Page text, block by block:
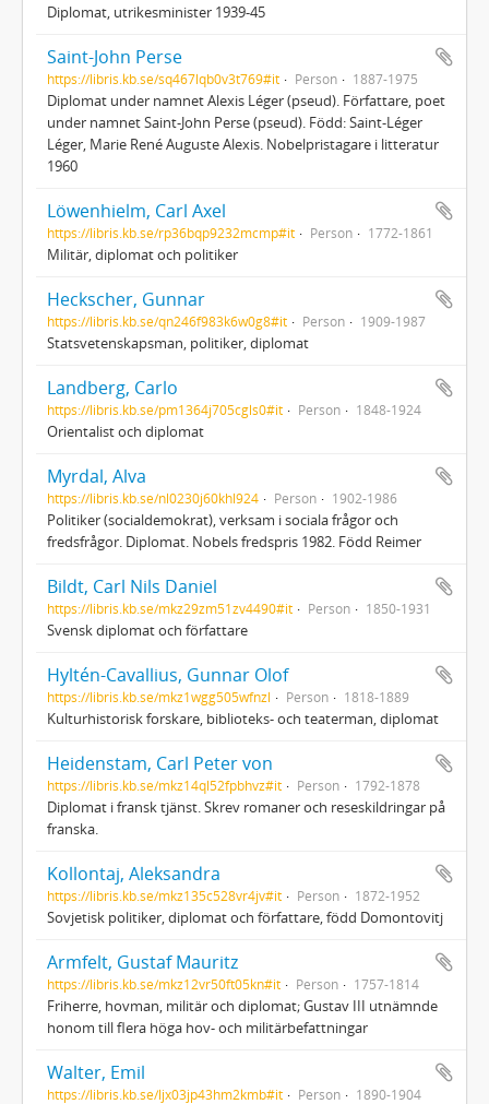
Diplomat, utrikesminister 1939-45
Saint-John Perse
https://libris.kb.se/sq467lqb0v3t769#it Person 1887-1975
Diplomat under namnet Alexis Léger (pseud). Författare, poet
under namnet Saint-John Perse (pseud). Född: Saint-Léger
Léger, Marie René Auguste Alexis. Nobelpristagare i litteratur
1960
Löwenhielm, Carl Axel
https://libris.kb.se/rp36bqp9232mcmp#it Person 1772-1861
Militär, diplomat och politiker
Heckscher, Gunnar
https://libris.kb.se/qn246f983k6w0g8#it Person 1909-1987
Statsvetenskapsman, politiker, diplomat
Landberg, Carlo
https://libris.kb.se/pm1364j705cgls0#it Person 1848-1924
Orientalist och diplomat
Myrdal, Alva
https://libris.kb.se/nl0230j60khl924 Person 1902-1986
Politiker (socialdemokrat), verksam i sociala frågor och
fredsfrågor. Diplomat. Nobels fredspris 1982. Född Reimer
Bildt, Carl Nils Daniel
https://libris.kb.se/mkz29zm51zv4490#it Person 1850-1931
Svensk diplomat och författare
Hyltén-Cavallius, Gunnar Olof
https://libris.kb.se/mkz1wgg505wfnzl Person 1818-1889
Kulturhistorisk forskare, biblioteks- och teaterman, diplomat
Heidenstam, Carl Peter von
https://libris.kb.se/mkz14ql52fpbhvz#it Person 1792-1878
Diplomat i fransk tjänst. Skrev romaner och reseskildringar på
franska.
Kollontaj, Aleksandra
https://libris.kb.se/mkz135c528vr4jv#it Person 1872-1952
Sovjetisk politiker, diplomat och författare, född Domontovitj
Armfelt, Gustaf Mauritz
https://libris.kb.se/mkz12vr50ft05kn#it Person 1757-1814
Friherre, hovman, militär och diplomat; Gustav III utnämnde
honom till flera höga hov- och militärbefattningar
Walter, Emil
https://libris.kb.se/ljx03jp43hm2kmb#it Person 1890-1904